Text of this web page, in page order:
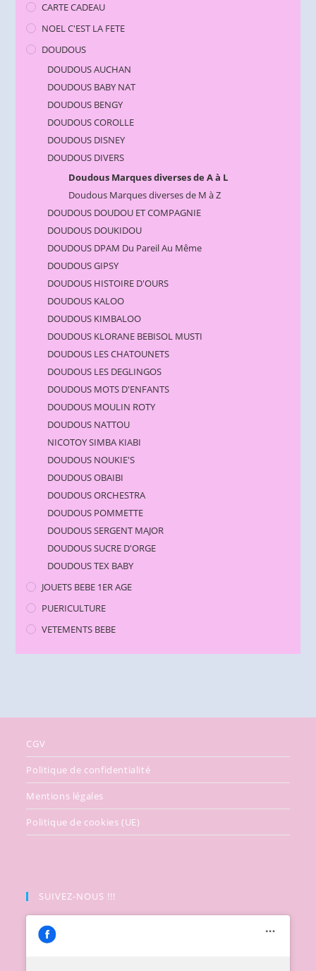
CARTE CADEAU
NOEL C'EST LA FETE
DOUDOUS
DOUDOUS AUCHAN
DOUDOUS BABY NAT
DOUDOUS BENGY
DOUDOUS COROLLE
DOUDOUS DISNEY
DOUDOUS DIVERS
Doudous Marques diverses de A à L
Doudous Marques diverses de M à Z
DOUDOUS DOUDOU ET COMPAGNIE
DOUDOUS DOUKIDOU
DOUDOUS DPAM Du Pareil Au Même
DOUDOUS GIPSY
DOUDOUS HISTOIRE D'OURS
DOUDOUS KALOO
DOUDOUS KIMBALOO
DOUDOUS KLORANE BEBISOL MUSTI
DOUDOUS LES CHATOUNETS
DOUDOUS LES DEGLINGOS
DOUDOUS MOTS D'ENFANTS
DOUDOUS MOULIN ROTY
DOUDOUS NATTOU
NICOTOY SIMBA KIABI
DOUDOUS NOUKIE'S
DOUDOUS OBAIBI
DOUDOUS ORCHESTRA
DOUDOUS POMMETTE
DOUDOUS SERGENT MAJOR
DOUDOUS SUCRE D'ORGE
DOUDOUS TEX BABY
JOUETS BEBE 1ER AGE
PUERICULTURE
VETEMENTS BEBE
CGV
Politique de confidentialité
Mentions légales
Politique de cookies (UE)
SUIVEZ-NOUS !!!